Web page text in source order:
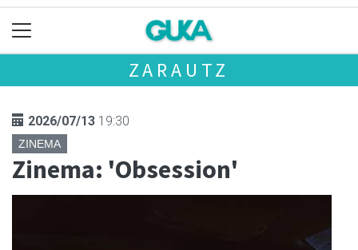
ZARAUTZ
2026/07/13 19:30
ZINEMA
Zinema: 'Obsession'